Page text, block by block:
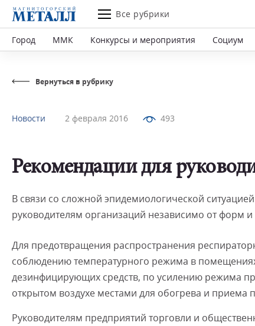
Все рубрики
Город ММК Конкурсы и мероприятия Социум
Вернуться в рубрику
Новости 2 февраля 2016 493
Рекомендации для
В связи со сложной эпидемиологической
руководителям организаций независимо от форм
Для предотвращения распространения
соблюдению температурного режима в
дезинфицирующих средств, по усилению режима
открытом воздухе местами для обогрева и приема
Руководителям предприятий торговли и